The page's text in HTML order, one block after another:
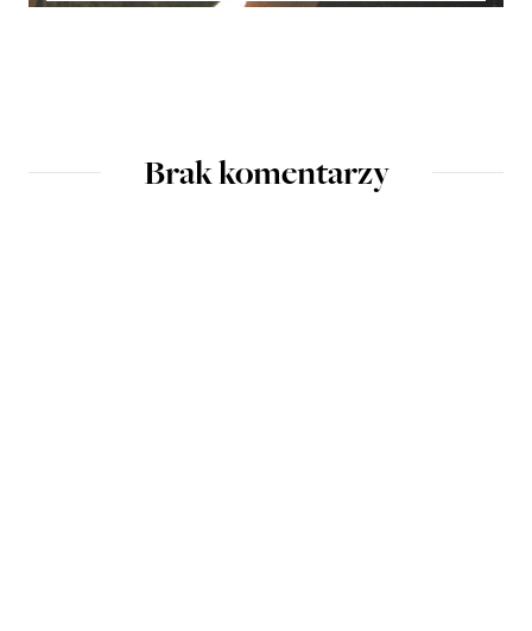
Brak komentarzy